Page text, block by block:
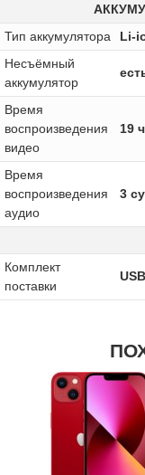
Тип аккумулятора
Li-
Несъёмный
аккумулятор
Время
воспроизведения
видео
19
Время
воспроизведения
аудио
3
Комплект
поставки